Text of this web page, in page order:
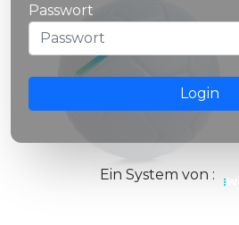
Passwort
Login
Ein System von :